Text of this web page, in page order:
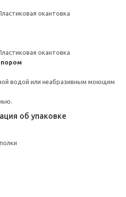
окантовка
окантовка
водой или неабразивным моющим
об упаковке